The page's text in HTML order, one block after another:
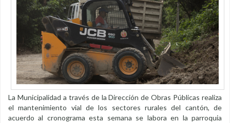
La Municipalidad a través de la Dirección de Obras Públicas realiza
el mantenimiento vial de los sectores rurales del cantón, de
acuerdo al cronograma esta semana se labora en la parroquia